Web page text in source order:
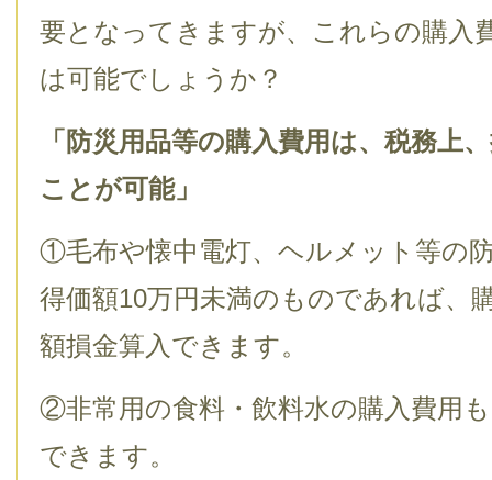
要となってきますが、これらの購入
は可能でしょうか？
「防災用品等の購入費用は、税務上
ことが可能」
①毛布や懐中電灯、ヘルメット等の
得価額10万円未満のものであれば、
額損金算入できます。
②非常用の食料・飲料水の購入費用
できます。